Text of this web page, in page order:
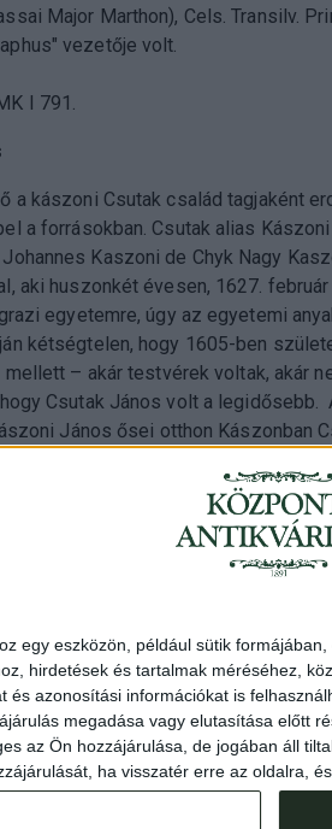
egy eszközön, például sütik
hirdetések és tartalmak méréséhez,
azonosítási információkat is
megadása vagy elutasítása előtt
az Ön hozzájárulása, de jogában áll
ha visszatér erre az oldalra,
Major Marthon), Cels. Transilv.
vezetője volt.
I 791.
a kászoni Csutak család tagjaként
a forrásokban. Csutak alias
Kaszoni de Chyk Nagy
aki huszonkét évesen, 1627.
egyetemre, úgy az egyetemi
kétségtelen, hogy 1605-ben
– akár testvérek voltak, akár
Csutak János volt a legidősebb.
János ősei otthon Kászonban
Axioart.com Invaluable.com ILAB|